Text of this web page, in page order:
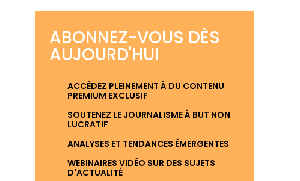
ABONNEZ-VOUS DÈS
AUJOURD'HUI
ACCÉDEZ PLEINEMENT À DU CONTENU
PREMIUM EXCLUSIF
SOUTENEZ LE JOURNALISME À BUT NON
LUCRATIF
ANALYSES ET TENDANCES ÉMERGENTES
WEBINAIRES VIDÉO SUR DES SUJETS
D'ACTUALITÉ